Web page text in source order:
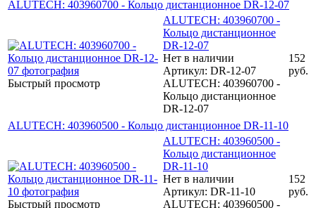
ALUTECH: 403960700 - Кольцо дистанционное DR-12-07
Быстрый просмотр
ALUTECH: 403960700 -
Кольцо дистанционное
DR-12-07
Нет в наличии
Артикул: DR-12-07
ALUTECH: 403960700 -
Кольцо дистанционное
DR-12-07
152
руб.
ALUTECH: 403960500 - Кольцо дистанционное DR-11-10
Быстрый просмотр
ALUTECH: 403960500 -
Кольцо дистанционное
DR-11-10
Нет в наличии
Артикул: DR-11-10
ALUTECH: 403960500 -
152
руб.